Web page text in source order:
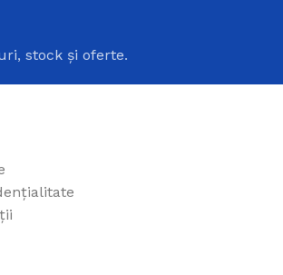
stock și oferte.